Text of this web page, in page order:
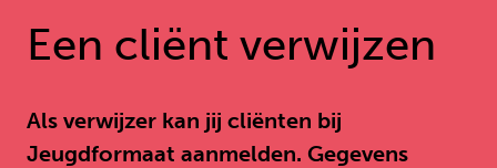
Een cliënt verwijzen
Als verwijzer kan jij cliënten bij
Jeugdformaat aanmelden. Gegevens